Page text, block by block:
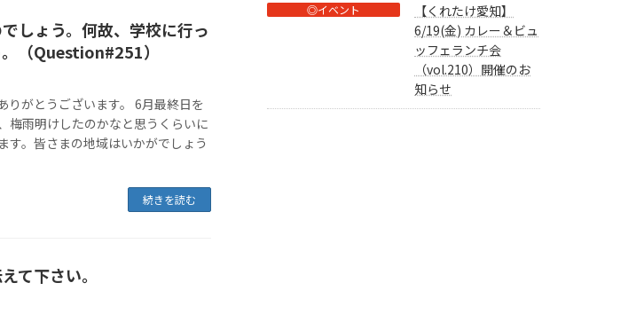
しょう。何故、学校に行っ
（Question#251）
りがとうございます。 6月最終日を
梅雨明けしたのかなと思うくらいに
す。皆さまの地域はいかがでしょう
続きを読む
て下さい。
◎イベント
【くれたけ愛知】
6/19(金) カレー＆ビュ
ッフェランチ会
（vol.210）開催のお
知らせ